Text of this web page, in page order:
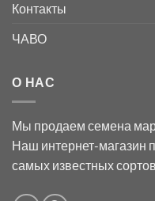
Контакты
ЧАВО
О НАС
Мы продаем семена
Наш интернет-магазин
самых известных сортов.